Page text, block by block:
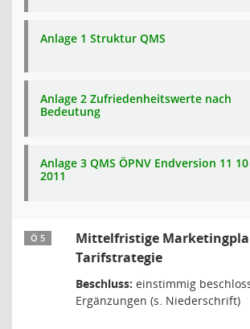
Anlage 1 Struktur QMS
Anlage 2 Zufriedenheitswerte nach
Bedeutung
Anlage 3 QMS ÖPNV Endversion 11 10
2011
Ö 5
Mittelfristige
Tarifstrategie
Beschluss: einstimmig
Ergänzungen (s. Niederschrift)